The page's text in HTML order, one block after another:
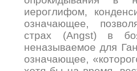
иероглифом,
означающее,
страх (Angst) в
неназываемое для
означающее,